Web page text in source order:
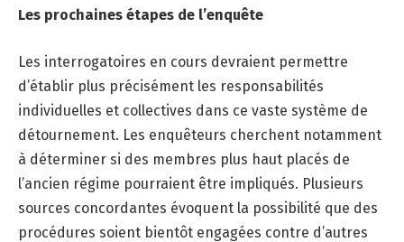
Les prochaines étapes de l’enquête
Les interrogatoires en cours devraient permettre
d’établir plus précisément les responsabilités
individuelles et collectives dans ce vaste système de
détournement. Les enquêteurs cherchent notamment
à déterminer si des membres plus haut placés de
l’ancien régime pourraient être impliqués. Plusieurs
sources concordantes évoquent la possibilité que des
procédures soient bientôt engagées contre d’autres